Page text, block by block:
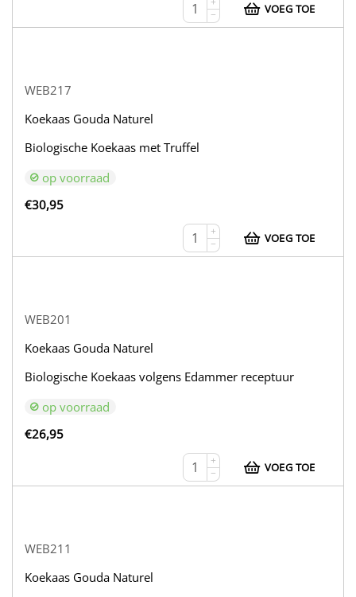
−
VOEG TOE
WEB217
Koekaas Gouda Naturel
Biologische Koekaas met Truffel
op voorraad
€30,95
+
−
VOEG TOE
WEB201
Koekaas Gouda Naturel
Biologische Koekaas volgens Edammer receptuur
op voorraad
€26,95
+
−
VOEG TOE
WEB211
Koekaas Gouda Naturel